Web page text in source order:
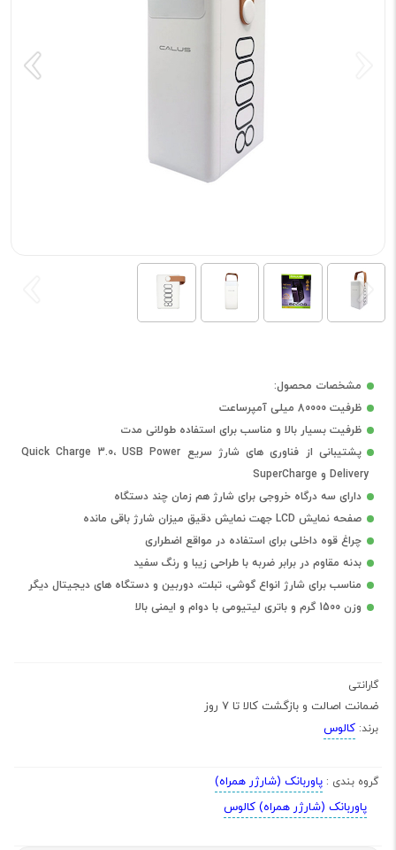
مشخصات محصول:
ظرفیت 80000 میلی آمپرساعت
ظرفیت بسیار بالا و مناسب برای استفاده طولانی مدت
پشتیبانی از فناوری های شارژ سریع Quick Charge 3.0، USB Power
Delivery و SuperCharge
دارای سه درگاه خروجی برای شارژ هم زمان چند دستگاه
صفحه نمایش LCD جهت نمایش دقیق میزان شارژ باقی مانده
چراغ قوه داخلی برای استفاده در مواقع اضطراری
بدنه مقاوم در برابر ضربه با طراحی زیبا و رنگ سفید
مناسب برای شارژ انواع گوشی، تبلت، دوربین و دستگاه های دیجیتال دیگر
وزن 1500 گرم و باتری لیتیومی با دوام و ایمنی بالا
گارانتی
ضمانت اصالت و بازگشت کالا تا 7 روز
برند: کالوس
گروه بندی : پاوربانک (شارژر همراه)
پاوربانک (شارژر همراه) کالوس